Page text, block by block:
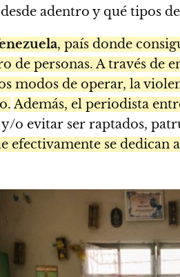
adentro y qué tipos
, país donde
de personas. A través de
modos de operar, la
Además, el periodista
o evitar ser raptados,
efectivamente se dedican